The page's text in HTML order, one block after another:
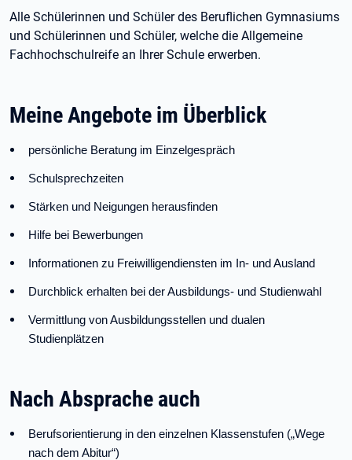
Alle Schülerinnen und Schüler des Beruflichen Gymnasiums
und Schülerinnen und Schüler, welche die Allgemeine
Fachhochschulreife an Ihrer Schule erwerben.
Meine Angebote im Überblick
persönliche Beratung im Einzelgespräch
Schulsprechzeiten
Stärken und Neigungen herausfinden
Hilfe bei Bewerbungen
Informationen zu Freiwilligendiensten im In- und Ausland
Durchblick erhalten bei der Ausbildungs- und Studienwahl
Vermittlung von Ausbildungsstellen und dualen
Studienplätzen
Nach Absprache auch
Berufsorientierung in den einzelnen Klassenstufen („Wege
nach dem Abitur“)